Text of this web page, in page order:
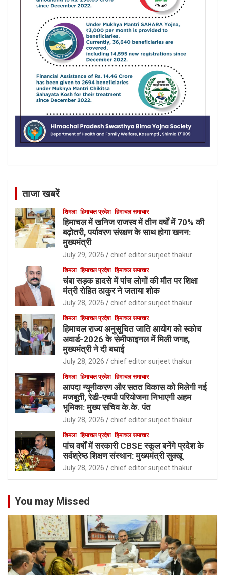
ताजा खबरें
शिमला हिमाचल प्रदेश हिमाचल समाचार
हिमाचल में खनिज राजस्व में तीन वर्षों में 70% की
बढ़ोतरी, पर्यावरण संरक्षण के साथ होगा खनन:
मुख्यमंत्री
July 29, 2026 chief editor surjeet thakur
शिमला हिमाचल प्रदेश हिमाचल समाचार
चंबा सड़क हादसे में पांच लोगों की मौत पर शिक्षा
मंत्री रोहित ठाकुर ने जताया शोक
July 28, 2026 chief editor surjeet thakur
शिमला हिमाचल प्रदेश हिमाचल समाचार
हिमाचल राज्य अनुसूचित जाति आयोग को स्कोच
अवार्ड-2026 के सेमीफाइनल में मिली जगह,
मुख्यमंत्री ने दी बधाई
July 28, 2026 chief editor surjeet thakur
शिमला हिमाचल प्रदेश हिमाचल समाचार
आपदा न्यूनीकरण और सतत विकास को मिलेगी नई
मजबूती, रेडी-एचपी परियोजना निभाएगी अहम
भूमिका: मुख्य सचिव के.के. पंत
July 28, 2026 chief editor surjeet thakur
शिमला हिमाचल प्रदेश हिमाचल समाचार
पांच वर्षों में सरकारी CBSE स्कूल बनेंगे प्रदेश के
सर्वश्रेष्ठ शिक्षण संस्थान: मुख्यमंत्री सुक्खू
July 28, 2026 chief editor surjeet thakur
You may Missed